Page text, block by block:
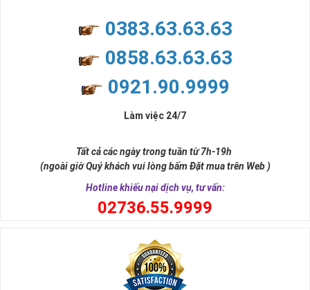
nhiều thành công, thăng tiến hơn.
và tính hai mặt. Số 2 thúc giục chúng ta lựa chọn, dựa vào những
đời, nơi bạn phải đưa ra những quyết định quan trọng.
0383.63.63.63
0858.63.63.63
0921.90.9999
Làm việc 24/7
Tất cả các ngày trong tuần từ 7h-19h
(ngoài giờ Quý khách vui lòng bấm Đặt mua trên Web )
Hotline khiếu nại dịch vụ, tư vấn:
02736.55.9999